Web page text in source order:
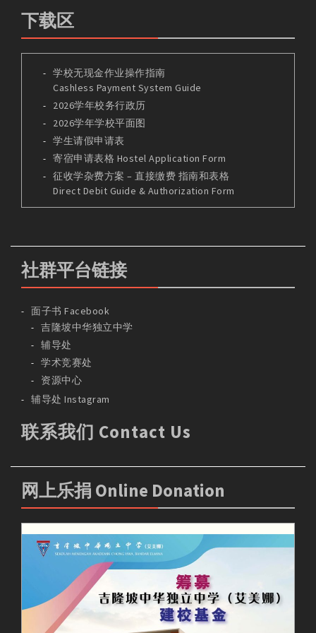
下载区
学校无现金作业操作指南
Cashless Payment System Guide
2026学年校务行政历
2026学年学校平面图
学生请假申请表
寄宿申请表格 Hostel Application Form
征收学杂费方案 – 直接缴费 指南和表格
Direct Debit Guide & Authorization Form
社群平台链接
面子书 Facebook
吉隆坡中华独立中学
辅导处
学术竞赛处
资源中心
辅导处 Instagram
联系我们 Contact Us
网上乐捐 Online Donation